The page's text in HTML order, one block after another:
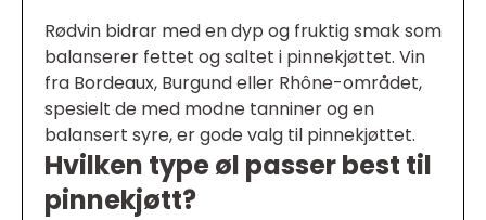
Rødvin bidrar med en dyp og fruktig smak som
balanserer fettet og saltet i pinnekjøttet. Vin
fra Bordeaux, Burgund eller Rhône-området,
spesielt de med modne tanniner og en
balansert syre, er gode valg til pinnekjøttet.
Hvilken type øl passer best til
pinnekjøtt?